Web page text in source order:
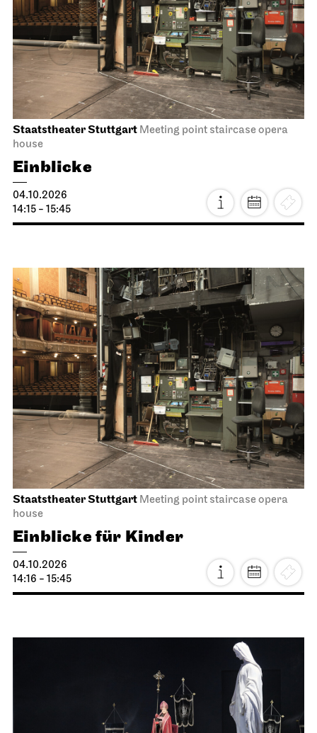
Staatstheater Stuttgart Meeting point staircase opera
house
Einblicke
04.10.2026
14:15 - 15:45
Staatstheater Stuttgart Meeting point staircase opera
house
Einblicke für Kinder
04.10.2026
14:16 - 15:45